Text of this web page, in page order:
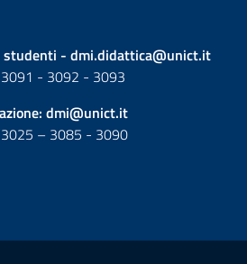
studenti - dmi.didattica@unict.it
- 3092 - 3093
dmi@unict.it
– 3085 - 3090
utili